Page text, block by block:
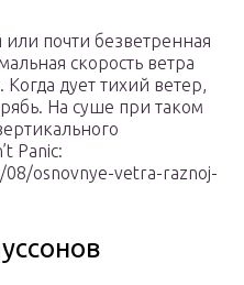
почти безветренная
скорость ветра
дует тихий ветер,
На суше при таком
Panic:
osnovnye-vetra-raznoj-